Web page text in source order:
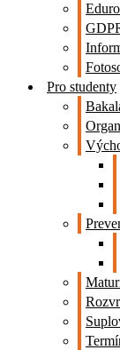
Pro studenty